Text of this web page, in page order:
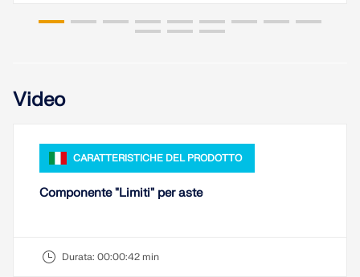
Video
CARATTERISTICHE DEL PRODOTTO
Componente "Limiti" per aste
Durata: 00:00:42 min